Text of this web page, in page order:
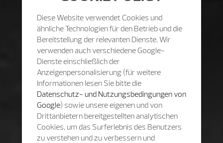
Diese Website verwendet Cookies und
ähnliche Technologien für den Betrieb und die
Bereitstellung der relevanten Dienste. Wir
verwenden auch verschiedene Google-
Dienste einschließlich der
Anzeigenpersonalisierung (für weitere
Informationen lesen Sie bitte die
Datenschutz- und Nutzungsbedingungen von
Google) sowie unsere eigenen und von
Drittanbietern bereitgestellten analytischen
Cookies, um das Surferlebnis des Benutzers
zu verstehen und zu verbessern und